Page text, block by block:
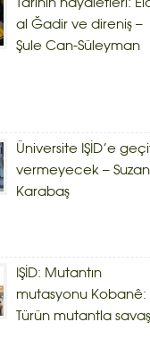
Tarihin hayaletleri:
al Ğadir ve direniş –
Şule Can-Süleyman
Üniversite IŞİD’e
vermeyecek – Suzan
Karabaş
IŞİD: Mutantın
mutasyonu Kobanê:
Türün mutantla